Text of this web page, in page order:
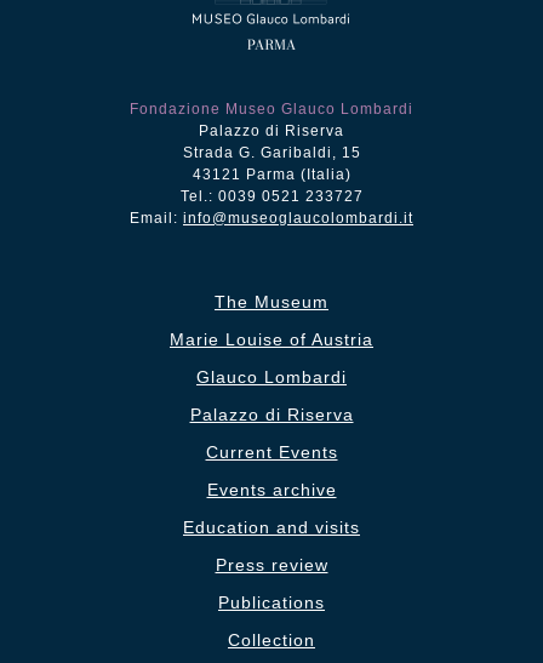
Fondazione Museo Glauco Lombardi
Palazzo di Riserva
Strada G. Garibaldi, 15
43121 Parma (Italia)
Tel.: 0039 0521 233727
Email: info@museoglaucolombardi.it
The Museum
Marie Louise of Austria
Glauco Lombardi
Palazzo di Riserva
Current Events
Events archive
Education and visits
Press review
Publications
Collection